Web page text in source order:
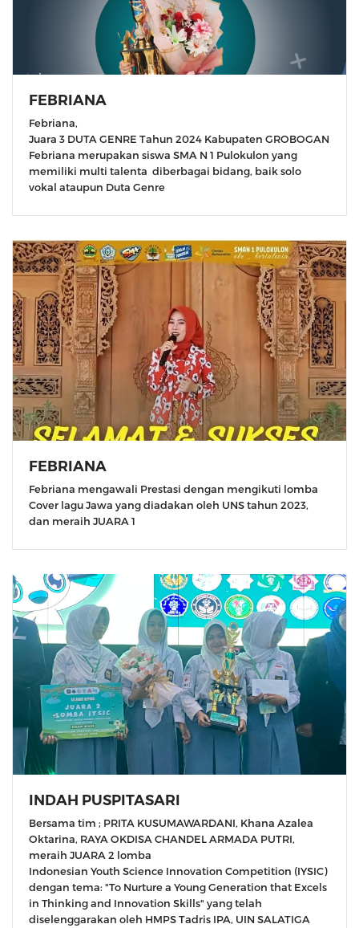
FEBRIANA
Febriana,
Juara 3 DUTA GENRE Tahun 2024 Kabupaten GROBOGAN
Febriana merupakan siswa SMA N 1 Pulokulon yang
memiliki multi talenta diberbagai bidang, baik solo
vokal ataupun Duta Genre
FEBRIANA
Febriana mengawali Prestasi dengan mengikuti lomba
Cover lagu Jawa yang diadakan oleh UNS tahun 2023,
dan meraih JUARA 1
INDAH PUSPITASARI
Bersama tim ; PRITA KUSUMAWARDANI, Khana Azalea
Oktarina, RAYA OKDISA CHANDEL ARMADA PUTRI,
meraih JUARA 2 lomba
Indonesian Youth Science Innovation Competition (IYSIC)
dengan tema: "To Nurture a Young Generation that Excels
in Thinking and Innovation Skills" yang telah
diselenggarakan oleh HMPS Tadris IPA, UIN SALATIGA